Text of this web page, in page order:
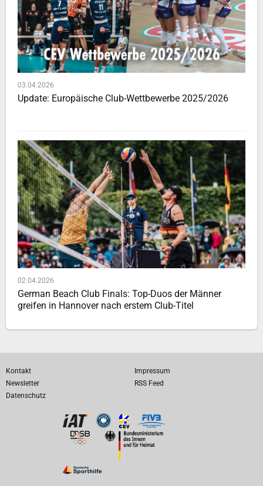
03.04.2026
Update: Europäische Club-Wettbewerbe 2025/2026
02.04.2026
German Beach Club Finals: Top-Duos der Männer
greifen in Hannover nach erstem Club-Titel
Kontakt
Impressum
Newsletter
RSS Feed
Datenschutz